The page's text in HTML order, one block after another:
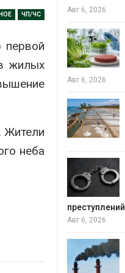
ЧП/ЧС
первой
жилых
Жители
неба
для сбора
Авг 6, 2026
Авг 6, 2026
преступлений
Авг 6, 2026